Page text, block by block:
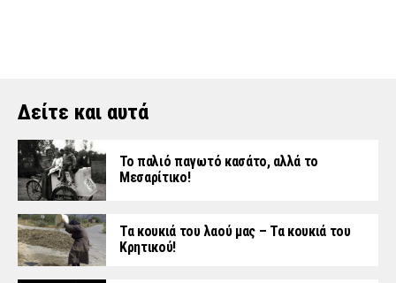
Δείτε και αυτά
Το παλιό παγωτό κασάτο, αλλά το
Μεσαρίτικο!
Τα κουκιά του λαού μας – Τα κουκιά του
Κρητικού!